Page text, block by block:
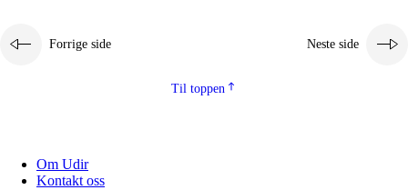
Forrige side Neste side
Til toppen
Om Udir
Kontakt oss